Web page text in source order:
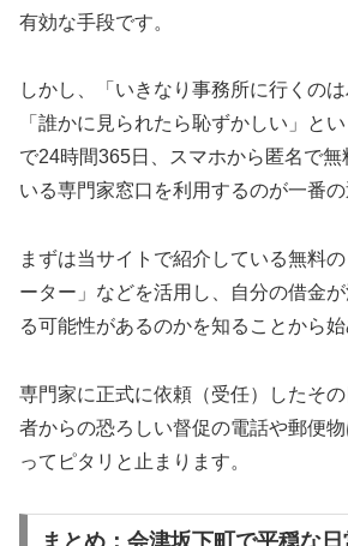
有効な手段です。
しかし、「いきなり事務所に行くのは
「誰かに見られたら恥ずかしい」と
で24時間365日、スマホから匿名で無
いる専門家窓口を利用するのが一番の
まずは当サイトで紹介している無料
ーター」などを活用し、自分の借金
る可能性があるのかを知ることから始
専門家に正式に依頼（受任）したそ
者からの恐ろしい督促の電話や郵便
ってピタリと止まります。
まとめ：会津坂下町で平穏な